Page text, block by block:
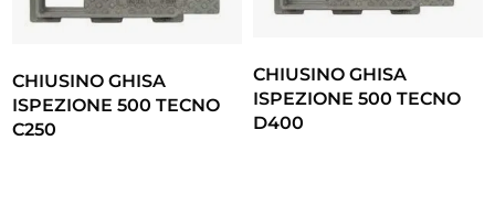
CHIUSINO GHISA
ISPEZIONE 500 TECNO
C250
CHIUSINO GHISA
ISPEZIONE 500 TECNO
D400